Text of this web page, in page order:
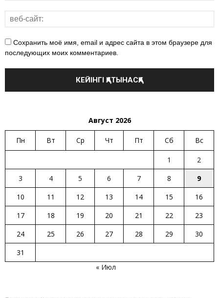
Сохранить моё имя, email и адрес сайта в этом браузере для
последующих моих комментариев.
Август 2026
Пн Вт Ср Чт Пт Сб Вс
1
2
3
4 5 6 7 8
9
10
11 12 13 14 15
16
17
18 19 20 21 22
23
24
25 26 27 28 29
30
31
« Июл